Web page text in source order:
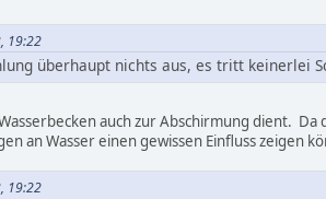
19:22
überhaupt nichts aus, es tritt keinerlei
auch zur Abschirmung dient.
an Wasser einen gewissen Einfluss zeigen
19:22